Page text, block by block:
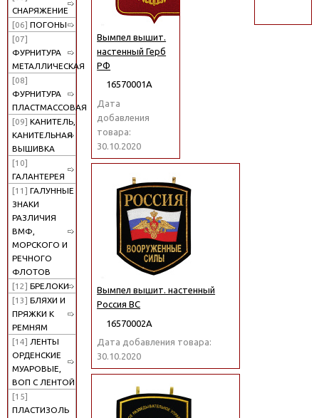
СНАРЯЖЕНИЕ
[06] ПОГОНЫ
[07]
ФУРНИТУРА
МЕТАЛЛИЧЕСКАЯ
[08]
ФУРНИТУРА
ПЛАСТМАССОВАЯ
[09] КАНИТЕЛЬ,
КАНИТЕЛЬНАЯ
ВЫШИВКА
[10]
ГАЛАНТЕРЕЯ
[11] ГАЛУННЫЕ
ЗНАКИ
РАЗЛИЧИЯ
ВМФ,
МОРСКОГО И
РЕЧНОГО
ФЛОТОВ
[12] БРЕЛОКИ
[13] БЛЯХИ И
ПРЯЖКИ К
РЕМНЯМ
[14] ЛЕНТЫ
ОРДЕНСКИЕ
МУАРОВЫЕ,
ВОП С ЛЕНТОЙ
[15]
ПЛАСТИЗОЛЬ
Вымпел вышит.
настенный Герб
РФ
16570001А
Дата
добавления
товара:
30.10.2020
Вымпел вышит. настенный
Россия ВС
16570002А
Дата добавления товара:
30.10.2020